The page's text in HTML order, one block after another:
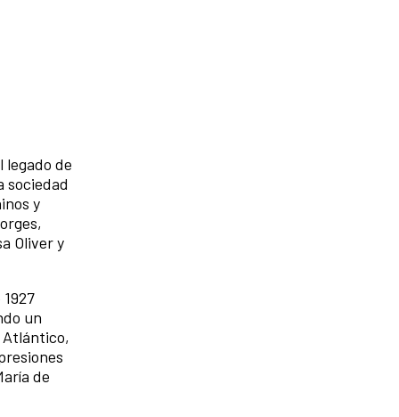
legado de
sociedad
y
Oliver y
un
Atlántico,
de